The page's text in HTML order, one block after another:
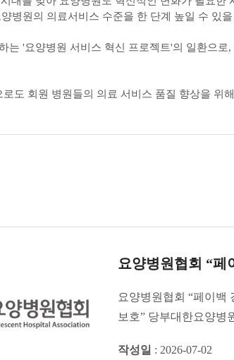
병원의 의료서비스 수준을 한 단계 높일 수 있
는 '요양병원 서비스 혁신 프로젝트'의 일환으
도 회원 병원들의 의료 서비스 품질 향상을 위
요양병원협회 “페
요양병원협회 “페이백
보호” 당부대한요양병
작성일 : 2026-07-02